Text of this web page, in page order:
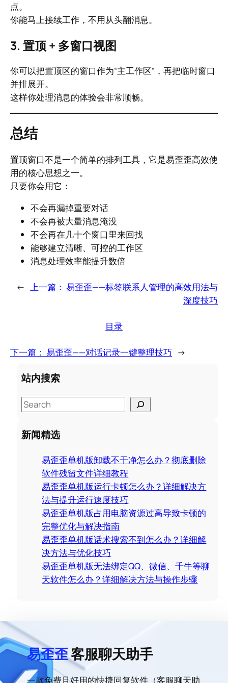
点。
你能马上接续工作，不用从头翻消息。
3. 置顶 + 多窗口视图
你可以把置顶区的窗口作为“主工作区”，再把临时窗口
并排展开。
这样你处理消息的体验会非常顺畅。
总结
置顶窗口不是一个简单的排列工具，它是易歪歪高效使
用的核心思想之一。
只要你会用它：
不会再漏掉重要对话
不会再被大量消息淹没
不会再在几十个窗口里来回找
能够建立清晰、可控的工作区
消息处理效率能提升数倍
← 上一篇： 易歪歪——标签联系人管理的高效用法与
深度技巧
目录
下一篇： 易歪歪——对话记录一键整理技巧 →
站内搜索
S
e
a
r
新闻精选
易歪歪单机版卸载不干净怎么办？彻底删除
软件残留文件详细教程
易歪歪单机版运行卡顿怎么办？详细解决方
法与提升运行速度技巧
易歪歪单机版占用电脑资源过高导致卡顿的
完整优化与解决指南
易歪歪单机版话术搜索不到怎么办？详细解
决方法与优化技巧
易歪歪单机版无法绑定QQ、微信、千牛等聊
天软件怎么办？详细解决方法与操作步骤
易歪歪客服聊天助手
一款免费且好用的快捷回复软件（客服聊天助